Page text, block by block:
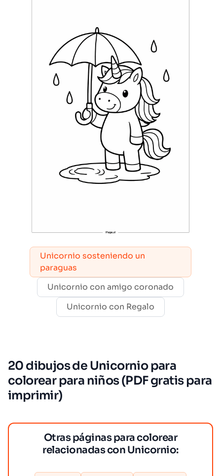
Unicornio sosteniendo un
paraguas
Unicornio con amigo coronado
Unicornio con Regalo
20 dibujos de Unicornio para
colorear para niños (PDF gratis para
imprimir)
Otras páginas para colorear
relacionadas con Unicornio: